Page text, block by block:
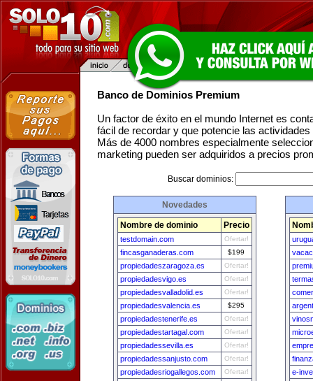
Banco de Dominios Premium
Un factor de éxito en el mundo Internet es
fácil de recordar y que potencie las
Más de 4000 nombres especialmente
marketing pueden ser adquiridos a precios
Buscar dominios:
Novedades
Nombre de dominio Precio
testdomain.com Ofertar!
fincasganaderas.com $199
propiedadeszaragoza.es Ofertar!
propiedadesvigo.es Ofertar!
propiedadesvalladolid.es Ofertar!
propiedadesvalencia.es $295
propiedadestenerife.es Ofertar!
propiedadestartagal.com Ofertar!
propiedadessevilla.es Ofertar!
propiedadessanjusto.com Ofertar!
propiedadesriogallegos.com Ofertar!
e-